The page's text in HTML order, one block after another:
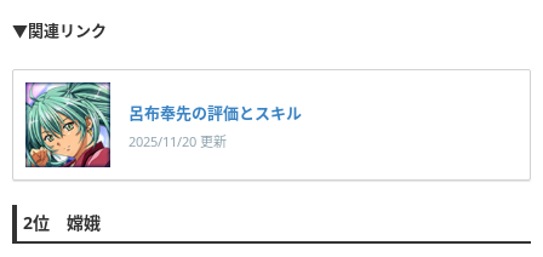
▼関連リンク
呂布奉先の評価とスキル
2025/11/20 更新
2位 嫦娥